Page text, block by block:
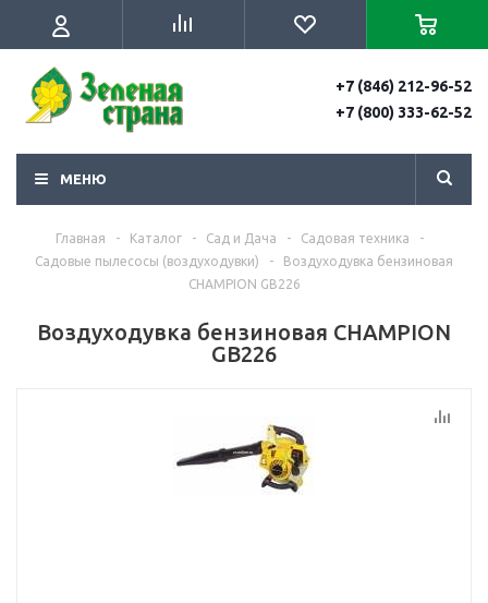
+7 (846) 212-96-52
+7 (800) 333-62-52
МЕНЮ
Главная - Каталог - Сад и Дача - Садовая техника
-
Садовые пылесосы (воздуходувки)
-
Воздуходувка бензиновая
CHAMPION GВ226
Воздуходувка бензиновая CHAMPION
GВ226